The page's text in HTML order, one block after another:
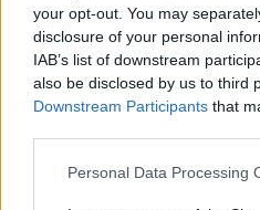
your opt-out. You may
disclosure of your personal
IAB’s list of downstream
also be disclosed by us to third
Downstream Participants that
Personal Data Processing